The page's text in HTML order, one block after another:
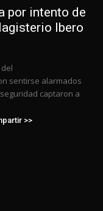
por intento de
Ibero
sentirse alarmados
captaron a
>>